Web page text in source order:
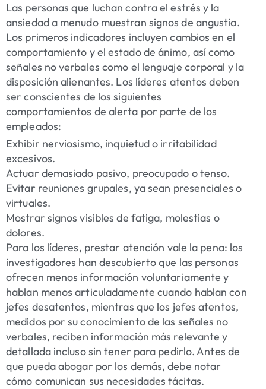
Las personas que luchan contra el estrés y la
ansiedad a menudo muestran signos de angustia.
Los primeros indicadores incluyen cambios en el
comportamiento y el estado de ánimo, así como
señales no verbales como el lenguaje corporal y la
disposición alienantes. Los líderes atentos deben
ser conscientes de los siguientes
comportamientos de alerta por parte de los
empleados:
Exhibir nerviosismo, inquietud o irritabilidad
excesivos.
Actuar demasiado pasivo, preocupado o tenso.
Evitar reuniones grupales, ya sean presenciales o
virtuales.
Mostrar signos visibles de fatiga, molestias o
dolores.
Para los líderes, prestar atención vale la pena: los
investigadores han descubierto que las personas
ofrecen menos información voluntariamente y
hablan menos articuladamente cuando hablan con
jefes desatentos, mientras que los jefes atentos,
medidos por su conocimiento de las señales no
verbales, reciben información más relevante y
detallada incluso sin tener para pedirlo. Antes de
que pueda abogar por los demás, debe notar
cómo comunican sus necesidades tácitas.